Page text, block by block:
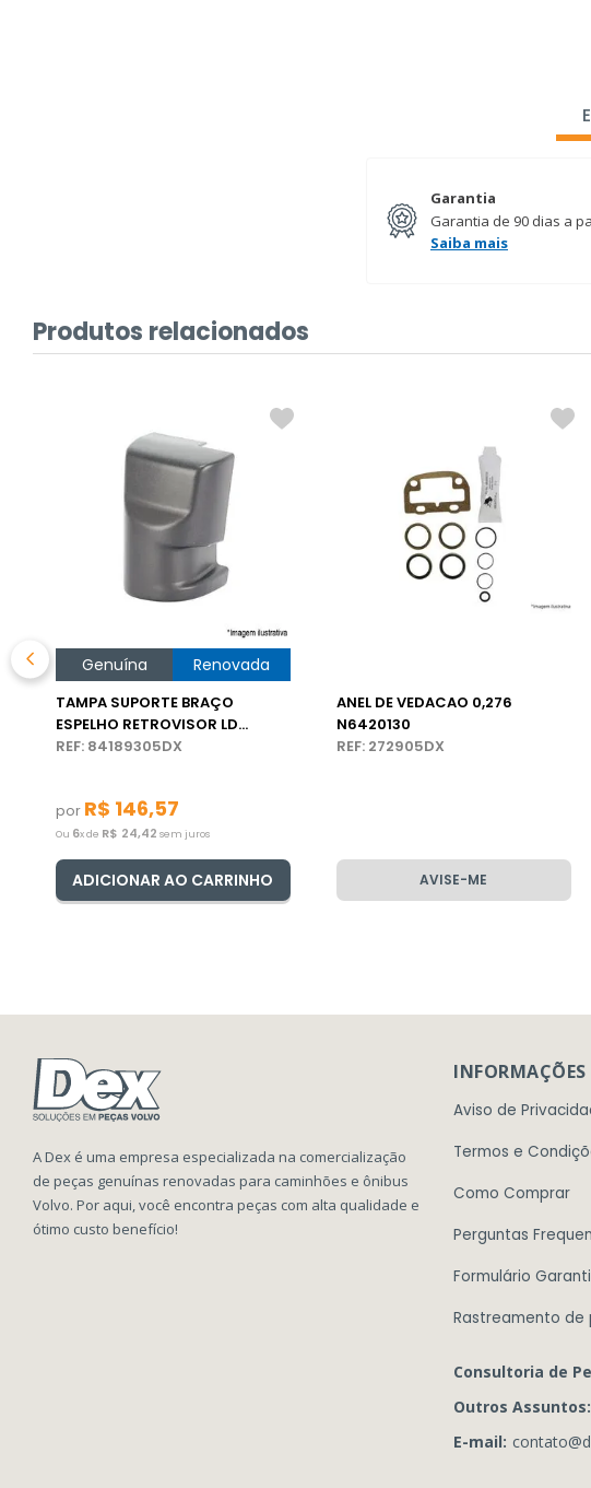
Garantia
Garantia de 90 dias a
Saiba mais
Produtos relacionados
Genuína Renovada
TAMPA SUPORTE BRAÇO
ESPELHO RETROVISOR LD
CAMINHÃO VOLVO
REF: 84189305DX
por R$ 146,57
Ou 6x de R$ 24,42 sem juros
ADICIONAR AO CARRINHO
ANEL DE VEDACAO 0,276
N6420130
REF: 272905DX
AVISE-ME
A Dex é uma empresa especializada na comercialização
de peças genuínas renovadas para caminhões e ônibus
Volvo. Por aqui, você encontra peças com alta qualidade e
ótimo custo benefício!
INFORMAÇÕES
Aviso de
Termos e
Como Comprar
Perguntas
Formulário
Rastreamento de
Consultoria de
Outros Assuntos:
E-mail: